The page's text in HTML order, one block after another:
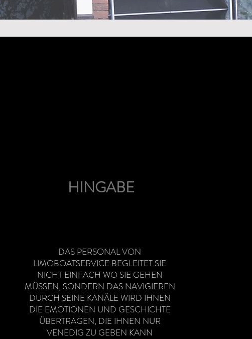
HINGABE
DAS PERSONAL VON
LIMOBOATSERVICE BEGLEITET SIE
NICHT EINFACH WO SIE GEHEN
MÜSSEN, SONDERN DAS NAVIGIEREN
DURCH SEINE KANÄLE WIRD IHNEN
DIE EMOTIONEN UND GESCHICHTE
ÜBERTRAGEN, DIE IHNEN NUR
VENEDIG ZU GEBEN KANN